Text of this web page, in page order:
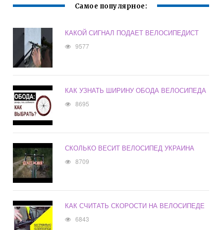
Самое популярное:
КАКОЙ СИГНАЛ ПОДАЕТ ВЕЛОСИПЕДИСТ
9577
КАК УЗНАТЬ ШИРИНУ ОБОДА ВЕЛОСИПЕДА
8695
СКОЛЬКО ВЕСИТ ВЕЛОСИПЕД УКРАИНА
8709
КАК СЧИТАТЬ СКОРОСТИ НА ВЕЛОСИПЕДЕ
6843